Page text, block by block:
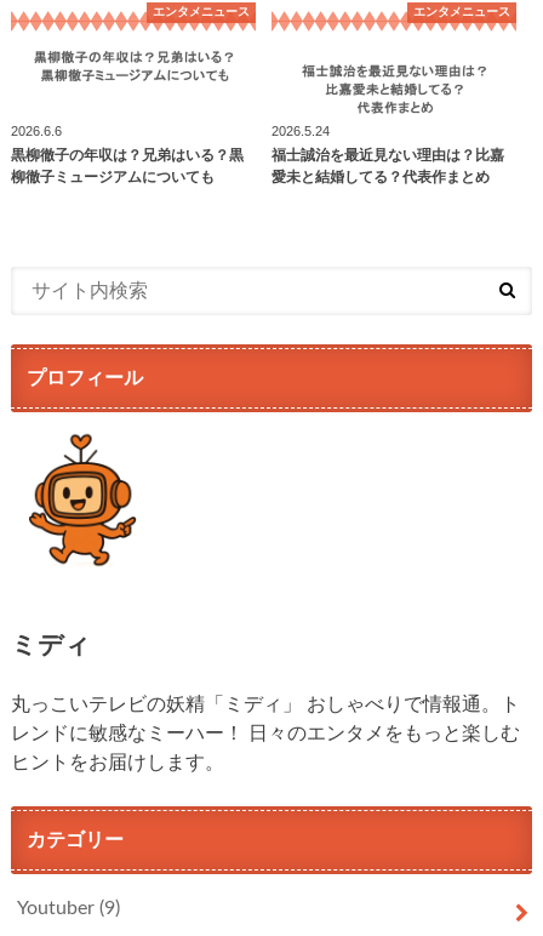
エンタメニュース
2026.6.6
黒柳徹子の年収は？兄弟はいる？黒
柳徹子ミュージアムについても
エンタメニュース
2026.5.24
福士誠治を最近見ない理由は？比嘉
愛未と結婚してる？代表作まとめ
プロフィール
ミディ
丸っこいテレビの妖精「ミディ」 おしゃべりで情報通。ト
レンドに敏感なミーハー！ 日々のエンタメをもっと楽しむ
ヒントをお届けします。
カテゴリー
Youtuber (9)